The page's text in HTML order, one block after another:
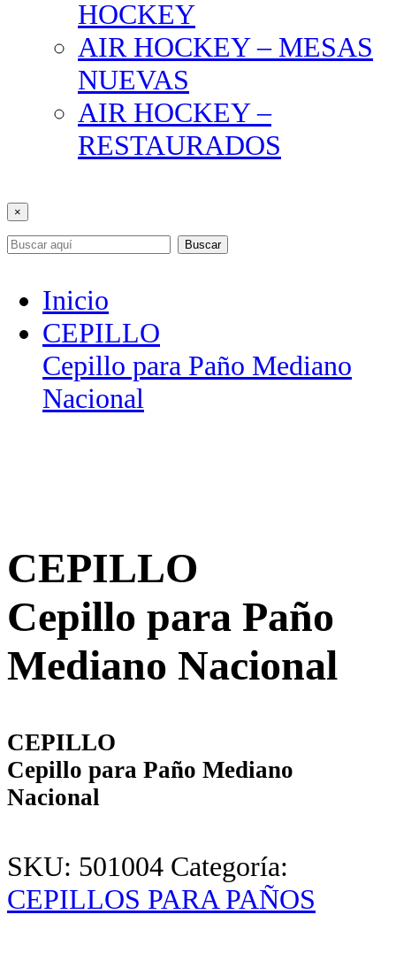
HOCKEY
AIR HOCKEY – MESAS
NUEVAS
AIR HOCKEY –
RESTAURADOS
×
Buscar
Inicio
CEPILLO
Cepillo para Paño Mediano
Nacional
CEPILLO
Cepillo para Paño
Mediano Nacional
CEPILLO
Cepillo para Paño Mediano
Nacional
SKU: 501004 Categoría:
CEPILLOS PARA PAÑOS